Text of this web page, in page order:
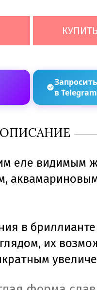
в
ОПИСАНИЕ
еле видимым
в
их